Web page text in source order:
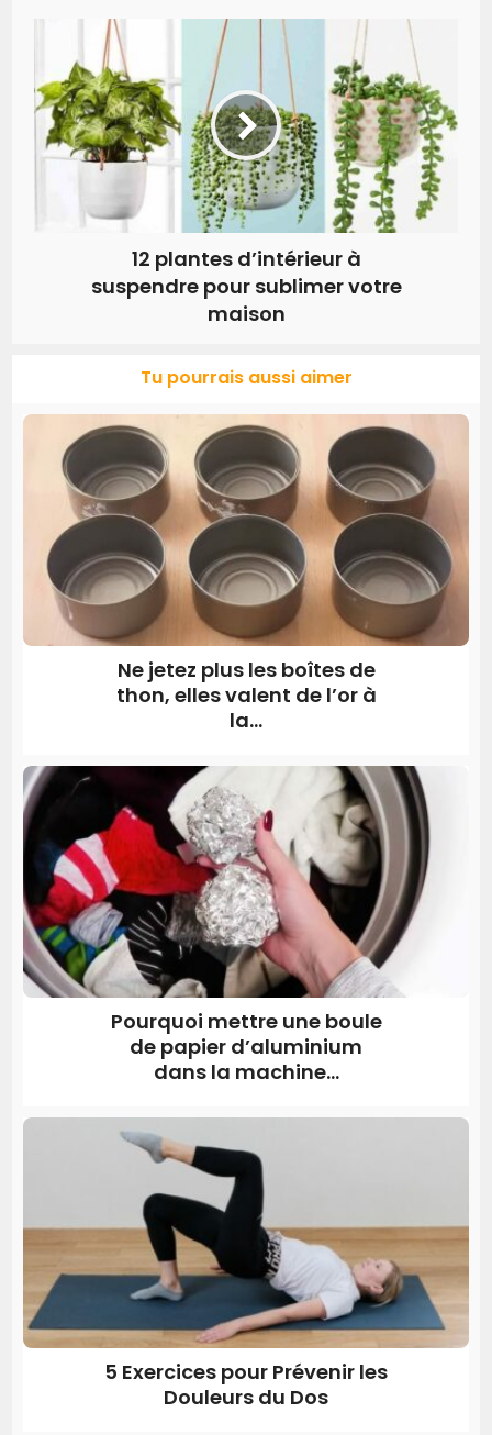
12 plantes d’intérieur à
suspendre pour sublimer votre
maison
Tu pourrais aussi aimer
Ne jetez plus les boîtes de
thon, elles valent de l’or à
la...
Pourquoi mettre une boule
de papier d’aluminium
dans la machine...
5 Exercices pour Prévenir les
Douleurs du Dos